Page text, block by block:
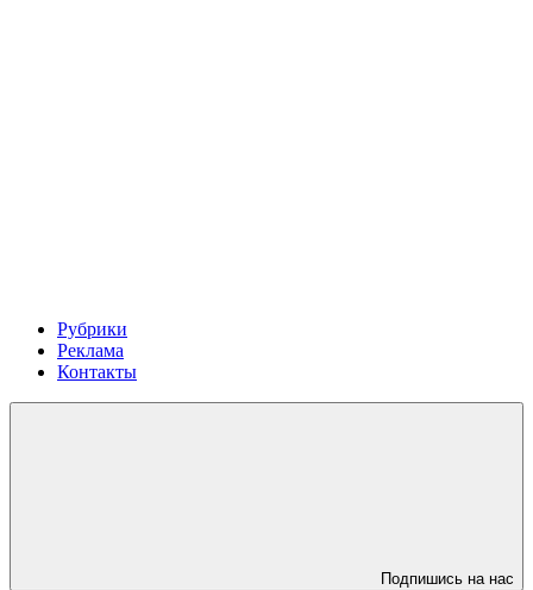
Рубрики
Реклама
Контакты
Подпишись на нас